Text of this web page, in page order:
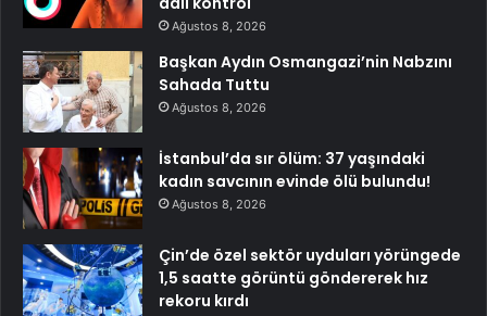
Ağustos 8, 2026
Başkan Aydın Osmangazi’nin Nabzını
Sahada Tuttu
Ağustos 8, 2026
İstanbul’da sır ölüm: 37 yaşındaki
kadın savcının evinde ölü bulundu!
Ağustos 8, 2026
Çin’de özel sektör uyduları yörüngede
1,5 saatte görüntü göndererek hız
rekoru kırdı